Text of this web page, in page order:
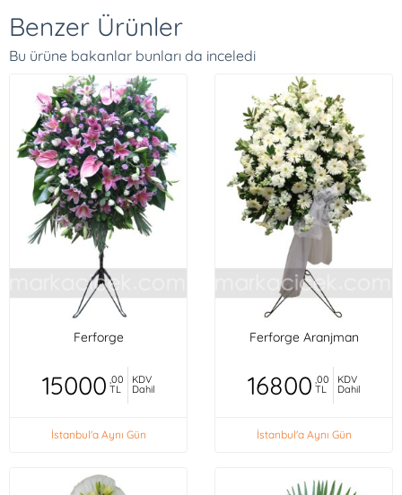
Benzer Ürünler
Bu ürüne bakanlar bunları da inceledi
Ferforge
15000 ,00
TL
KDV
Dahil
İstanbul'a Aynı Gün
Ferforge Aranjman
16800 ,00
TL
KDV
Dahil
İstanbul'a Aynı Gün